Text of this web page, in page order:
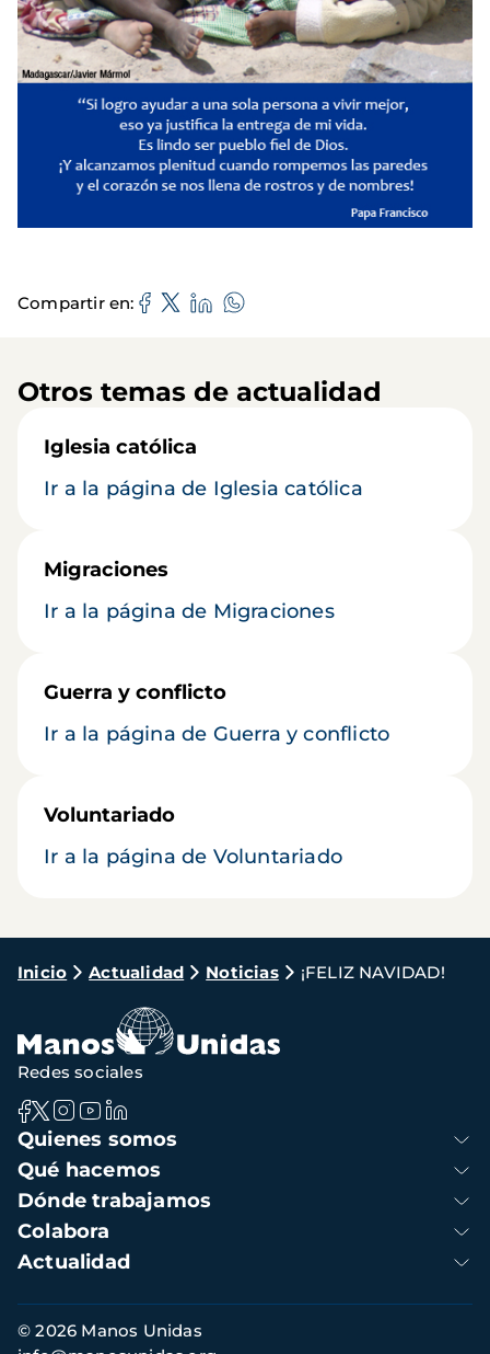
Compartir en
Otros temas de actualidad
Iglesia católica
Ir a la página de Iglesia católica
Migraciones
Ir a la página de Migraciones
Guerra y conflicto
Ir a la página de Guerra y conflicto
Voluntariado
Ir a la página de Voluntariado
Ruta
navegación
Inicio Actualidad Noticias ¡FELIZ NAVIDAD!
Navegación
principal
Quienes somos
Qué hacemos
Dónde trabajamos
Colabora
Actualidad
Redes sociales
Información
de
© 2026 Manos Unidas